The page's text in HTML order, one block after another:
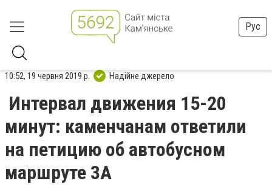
Рус
10:52, 19 червня 2019 р. Надійне джерело
Интервал движения 15-20
минут: каменчанам ответили
на петицию об автобусном
маршруте 3А